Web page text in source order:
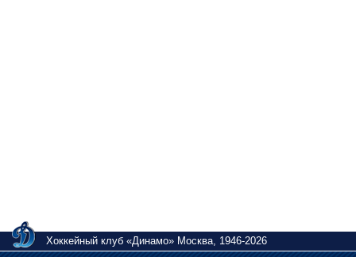
Хоккейный клуб «Динамо» Москва, 1946-2026